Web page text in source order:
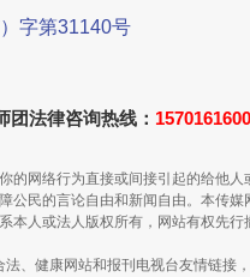
还老百姓一个明白
字第31140号
法律咨询热线：
的网络行为直接或间接引起的给他人
公民的言论自由和新闻自由。本传媒
本人或法人版权所有，网站有权先行
、健康网站和报刊电视台友情链接